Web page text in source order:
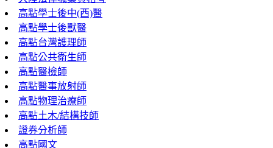
高點學士後中(西)醫
高點學士後獸醫
高點台灣護理師
高點公共衛生師
高點醫檢師
高點醫事放射師
高點物理治療師
高點土木/結構技師
證券分析師
高點國文